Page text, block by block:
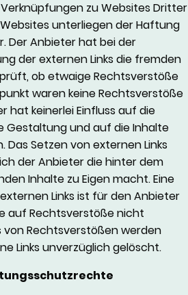
zu Websites Dritter
Websites unterliegen der Haftung
Der Anbieter hat bei der
der externen Links die fremden
ob etwaige Rechtsverstöße
waren keine Rechtsverstöße
hat keinerlei Einfluss auf die
Gestaltung und auf die Inhalte
Setzen von externen Links
der Anbieter die hinter dem
Inhalte zu Eigen macht. Eine
Links ist für den Anbieter
auf Rechtsverstöße nicht
von Rechtsverstößen werden
Links unverzüglich gelöscht.